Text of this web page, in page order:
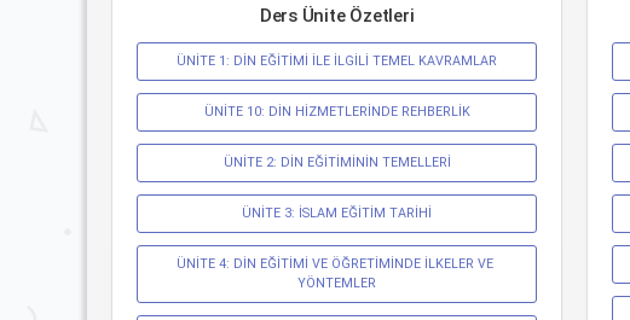
Ders Ünite Özetleri
ÜNİTE 1: DİN EĞİTİMİ İLE İLGİLİ TEMEL KAVRAMLAR
ÜNİTE 10: DİN HİZMETLERİNDE REHBERLİK
ÜNİTE 2: DİN EĞİTİMİNİN TEMELLERİ
ÜNİTE 3: İSLAM EĞİTİM TARİHİ
ÜNİTE 4: DİN EĞİTİMİ VE ÖĞRETİMİNDE İLKELER VE
YÖNTEMLER